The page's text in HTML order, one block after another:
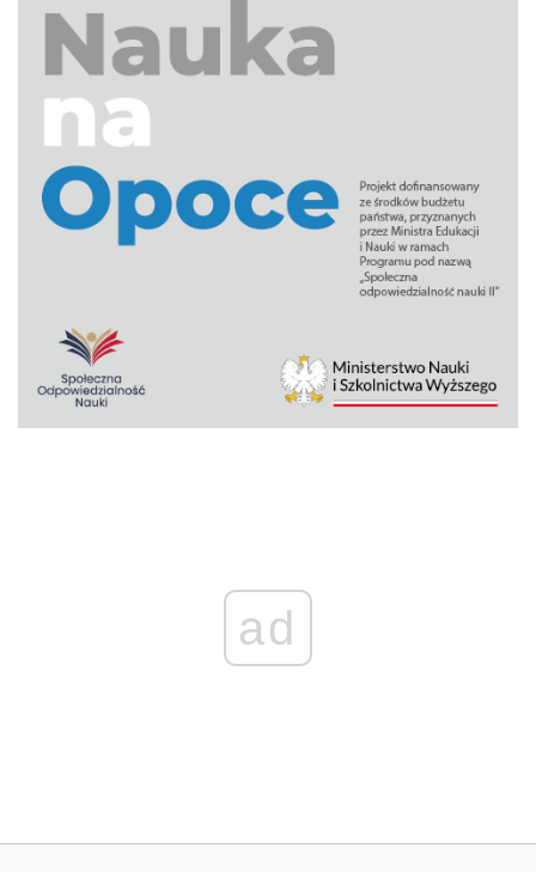
ad